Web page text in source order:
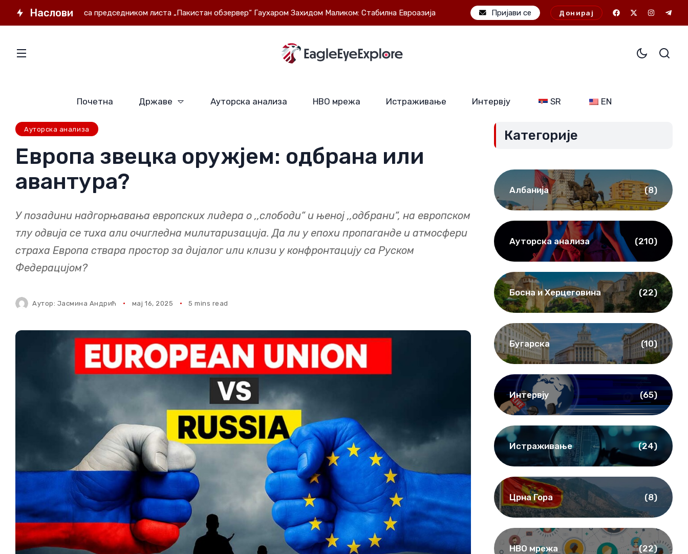
Наслови
Интервју са председником листа „Пакистан обзервер“ Гаухаром Захидом Маликом: Стабилна Евроазија је у интересу свих Војно-политичке амбиције JDODC:
Пријави се Донирај
Почетна Државе Ауторска анализа НВО мрежа Истраживање Интервју SR EN
Ауторска анализа
Европа звецка оружјем: одбрана или
авантура?
У позадини надгорњавања европских лидера о ,,слободи“ и њеној ,,одбрани“, на европском
тлу одвија се тиха али очигледна милитаризација. Да ли у епохи пропаганде и атмосфери
страха Европа ствара простор за дијалог или клизи у конфронтацију са Руском
Федерацијом?
Аутор: Јасмина Андрић мај 16, 2025 5 mins read
Категорије
Албанија (8)
Ауторска анализа (210)
Босна и Херцеговина (22)
Бугарска (10)
Интервју (65)
Истраживање (24)
Црна Гора (8)
НВО мрежа (22)